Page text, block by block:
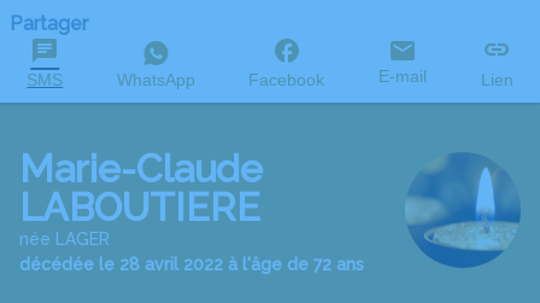
Partager
SMS WhatsApp Facebook E-mail Lien
Marie-Claude
LABOUTIERE
née LAGER
décédée le 28 avril 2022 à l'âge de 72 ans